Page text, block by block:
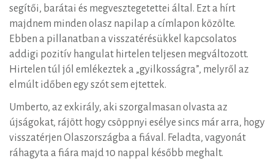
segítői, barátai és megvesztegetettei által. Ezt a hírt
majdnem minden olasz napilap a címlapon közölte.
Ebben a pillanatban a visszatérésükkel kapcsolatos
addigi pozitív hangulat hirtelen teljesen megváltozott.
Hirtelen túl jól emlékeztek a „gyilkosságra”, melyről az
elmúlt időben egy szót sem ejtettek.
Umberto, az exkirály, aki szorgalmasan olvasta az
újságokat, rájött hogy csöppnyi esélye sincs már arra, hogy
visszatérjen Olaszországba a fiával. Feladta, vagyonát
ráhagyta a fiára majd 10 nappal később meghalt.